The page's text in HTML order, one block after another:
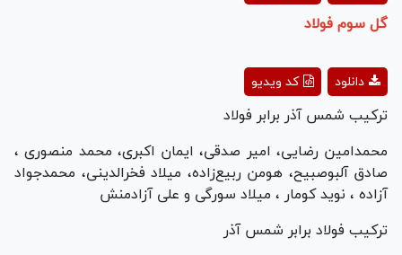
گل سوم فولاد
Play
Video
کد ویدیو دانلود
ترکیب شمس آذر برابر فولاد
محمدامین رضایی، امیر صدقی، ایمان اکبری، محمد منصوری ،
صادق آلبوصبیح، هومن ربیع‌زاده، میلاد فخرالدینی، محمدجواد
آزاده ، نوید کومار ، میلاد سورگی و علی آزادمنش
ترکیب فولاد برابر شمس آذر